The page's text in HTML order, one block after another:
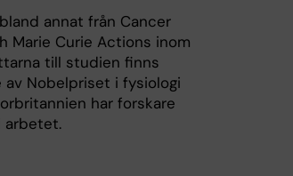
annat från Cancer
Marie Curie Actions inom
till studien finns
Nobelpriset i fysiologi
har forskare
arbetet.